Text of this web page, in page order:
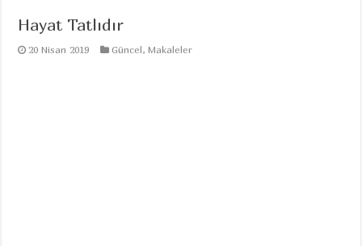
Hayat Tatlıdır
20 Nisan 2019 Güncel,Makaleler